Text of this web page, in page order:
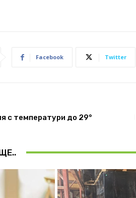
Facebook Twitter
с температури до 29°